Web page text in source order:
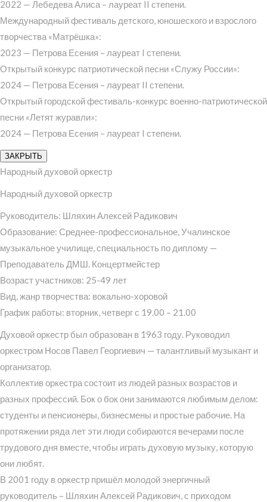
2022 — Лебедева Алиса – лауреат II степени.
Международный фестиваль детского, юношеского и взрослого
творчества «Матрёшка»:
2023 — Петрова Есения – лауреат I степени.
Открытый конкурс патриотической песни «Служу России»:
2024 — Петрова Есения – лауреат II степени.
Открытый городской фестиваль-конкурс военно-патриотической
песни «Летят журавли»:
2024 — Петрова Есения – лауреат I степени.
ЗАКРЫТЬ
Народный духовой оркестр
Народный духовой оркестр
Руководитель: Шляхин Алексей Радикович
Образование: Среднее-профессиональное, Учалинское
музыкальное училище, специальность по диплому —
Преподаватель ДМШ. Концертмейстер
Возраст участников: 25-49 лет
Вид, жанр творчества: вокально-хоровой
График работы: вторник, четверг с 19.00 – 21.00
Духовой оркестр был образован в 1963 году. Руководил
оркестром Носов Павел Георгиевич — талантливый музыкант и
организатор.
Коллектив оркестра состоит из людей разных возрастов и
разных профессий. Бок о бок они занимаются любимым делом:
студенты и пенсионеры, бизнесмены и простые рабочие. На
протяжении ряда лет эти люди собираются вечерами после
трудового дня вместе, чтобы играть духовую музыку, которую
они любят.
В 2001 году в оркестр пришёл молодой энергичный
руководитель – Шляхин Алексей Радикович, с приходом